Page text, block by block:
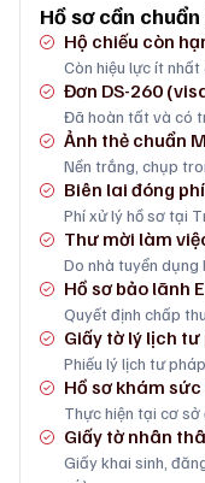
Hồ sơ cần chuẩn
Hộ chiếu còn
Còn hiệu lực ít
Đơn DS-260
Đã hoàn tất và có
Ảnh thẻ chuẩn
Nền trắng, chụp
Biên lai đóng
Phí xử lý hồ sơ tại
Thư mời làm
Do nhà tuyển
Hồ sơ bảo lãnh
Quyết định chấp
Giấy tờ lý lịch tư
Phiếu lý lịch tư
Hồ sơ khám
Thực hiện tại cơ
Giấy tờ nhân
Giấy khai sinh,